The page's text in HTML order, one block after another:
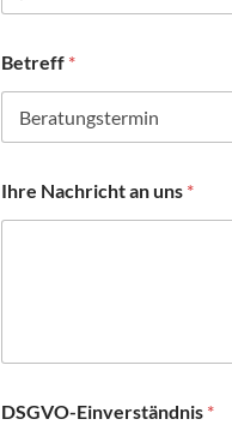
Betreff *
Ihre Nachricht an uns *
DSGVO-Einverständnis *